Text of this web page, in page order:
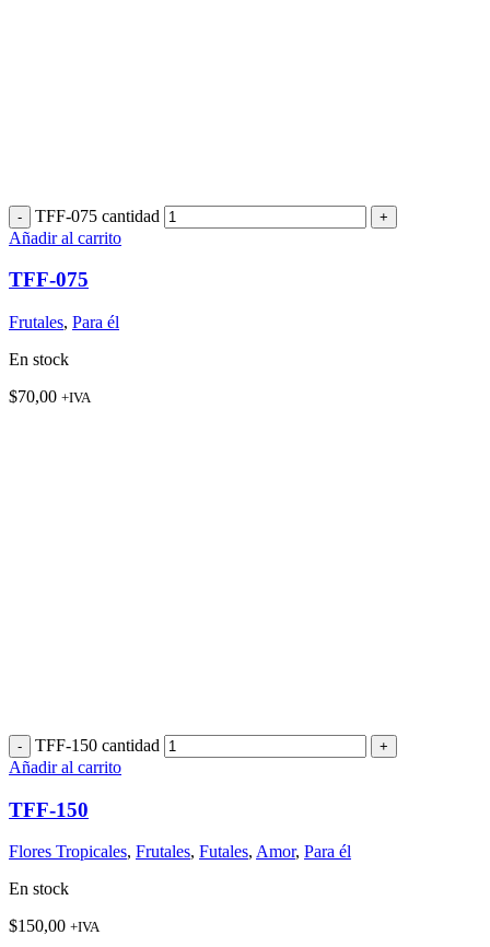
TFF-075 cantidad
Añadir al carrito
TFF-075
Frutales, Para él
En stock
$70,00 +IVA
TFF-150 cantidad
Añadir al carrito
TFF-150
Flores Tropicales, Frutales, Futales, Amor, Para él
En stock
$150,00 +IVA